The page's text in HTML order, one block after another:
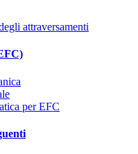
attraversamenti
per EFC